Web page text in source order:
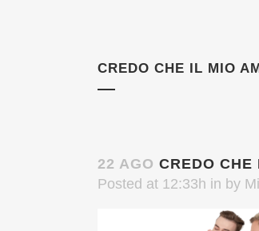
CREDO CHE IL MIO
22 AGO CREDO CHE
Posted at 12:33h in by